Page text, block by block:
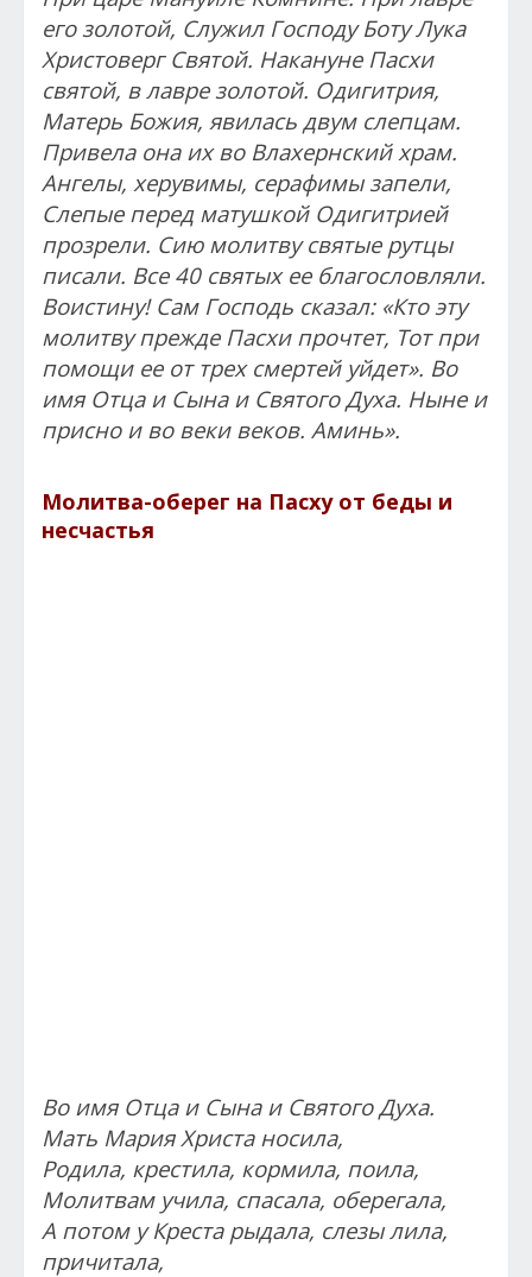
его золотой, Служил Господу Боту Лука
Христоверг Святой. Накануне Пасхи
святой, в лавре золотой. Одигитрия,
Матерь Божия, явилась двум слепцам.
Привела она их во Влахернский храм.
Ангелы, херувимы, серафимы запели,
Слепые перед матушкой Одигитрией
прозрели. Сию молитву святые рутцы
писали. Все 40 святых ее благословляли.
Воистину! Сам Господь сказал: «Кто эту
молитву прежде Пасхи прочтет, Тот при
помощи ее от трех смертей уйдет». Во
имя Отца и Сына и Святого Духа. Ныне и
присно и во веки веков. Аминь».
Молитва-оберег на Пасху от беды и
несчастья
Во имя Отца и Сына и Святого Духа.
Мать Мария Христа носила,
Родила, крестила, кормила, поила,
Молитвам учила, спасала, оберегала,
А потом у Креста рыдала, слезы лила,
причитала,